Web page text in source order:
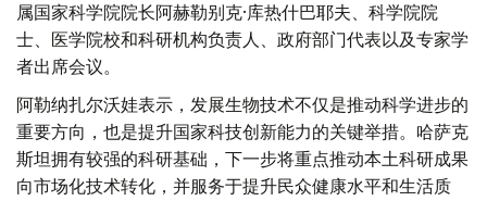
属国家科学院院长阿赫勒别克·库热什巴耶夫、科学院院
士、医学院校和科研机构负责人、政府部门代表以及专家学
者出席会议。
阿勒纳扎尔沃娃表示，发展生物技术不仅是推动科学进步的
重要方向，也是提升国家科技创新能力的关键举措。哈萨克
斯坦拥有较强的科研基础，下一步将重点推动本土科研成果
向市场化技术转化，并服务于提升民众健康水平和生活质